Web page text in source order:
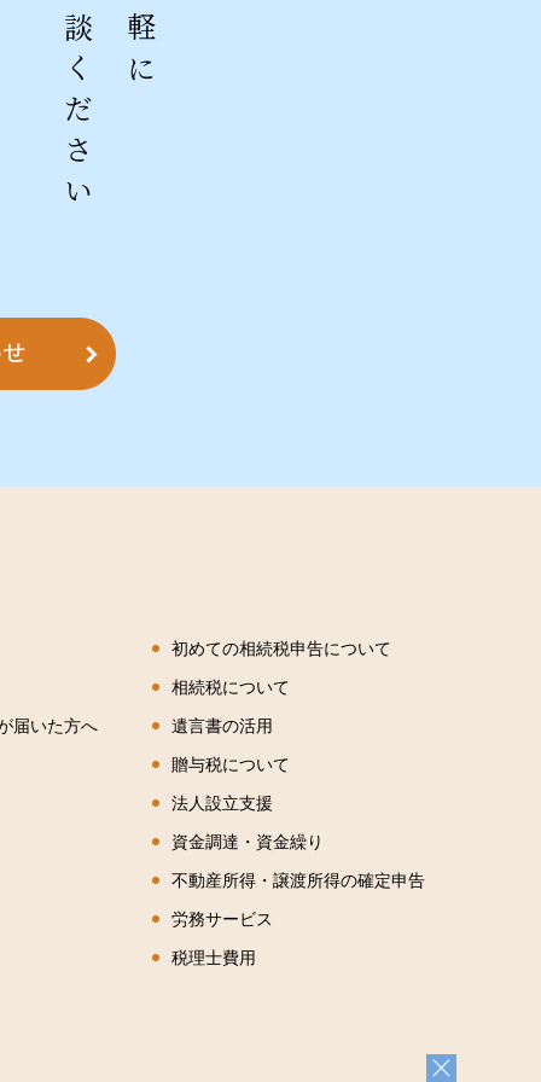
×
ご相談ください
初めての相続税申告について
相続税について
届いた方へ
遺言書の活用
贈与税について
法人設立支援
資金調達・資金繰り
不動産所得・譲渡所得の確定申告
労務サービス
税理士費用